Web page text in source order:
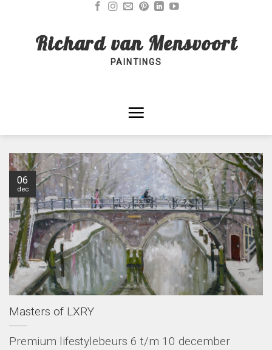
Richard van Mensvoort
PAINTINGS
Masters of LXRY
Premium lifestylebeurs 6 t/m 10 december
06
dec